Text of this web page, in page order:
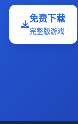
免费下载
完整版游戏